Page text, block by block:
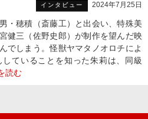
インタビュー 2024年7月25日
・穂積（斎藤工）と出会い、特殊美
健三（佐野史郎）が制作を望んだ映
でしまう。怪獣ヤマタノオロチによ
ていることを知った朱莉は、同級
読む